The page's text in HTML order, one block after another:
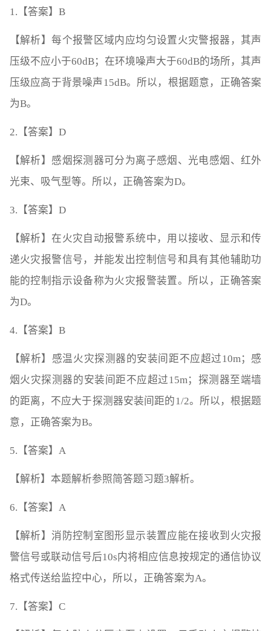
1.【答案】B
【解析】每个报警区域内应均匀设置火灾警报器，其声
压级不应小于60dB；在环境噪声大于60dB的场所，其声
压级应高于背景噪声15dB。所以，根据题意，正确答案
为B。
2.【答案】D
【解析】感烟探测器可分为离子感烟、光电感烟、红外
光束、吸气型等。所以，正确答案为D。
3.【答案】D
【解析】在火灾自动报警系统中，用以接收、显示和传
递火灾报警信号，并能发出控制信号和具有其他辅助功
能的控制指示设备称为火灾报警装置。所以，正确答案
为D。
4.【答案】B
【解析】感温火灾探测器的安装间距不应超过10m；感
烟火灾探测器的安装间距不应超过15m；探测器至端墙
的距离，不应大于探测器安装间距的1/2。所以，根据题
意，正确答案为B。
5.【答案】A
【解析】本题解析参照简答题习题3解析。
6.【答案】A
【解析】消防控制室图形显示装置应能在接收到火灾报
警信号或联动信号后10s内将相应信息按规定的通信协议
格式传送给监控中心，所以，正确答案为A。
7.【答案】C